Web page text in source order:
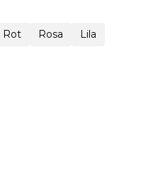
Rot Rosa
Lila